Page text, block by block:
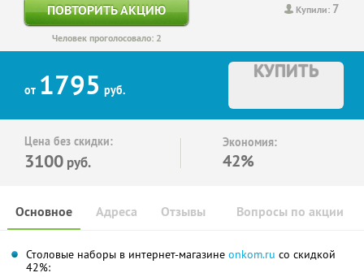
Купили: 7
ПОВТОРИТЬ АКЦИЮ
Человек проголосовало: 2
от 1795 руб.
КУПИТЬ
Цена без скидки:
3100 руб.
Экономия:
42%
Основное Отзывы Вопросы по акции
Адреса
Столовые наборы в интернет-магазине onkom.ru со скидкой
42%: